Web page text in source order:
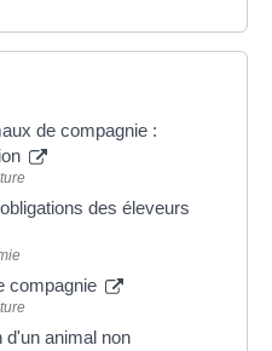
de compagnie :
des éleveurs
compagnie
d'un animal non